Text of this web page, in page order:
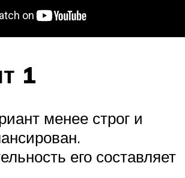
1
менее строг и
его составляет